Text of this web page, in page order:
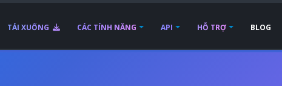
TẢI XUỐNG CÁC TÍNH NĂNG API HỖ TRỢ BLOG